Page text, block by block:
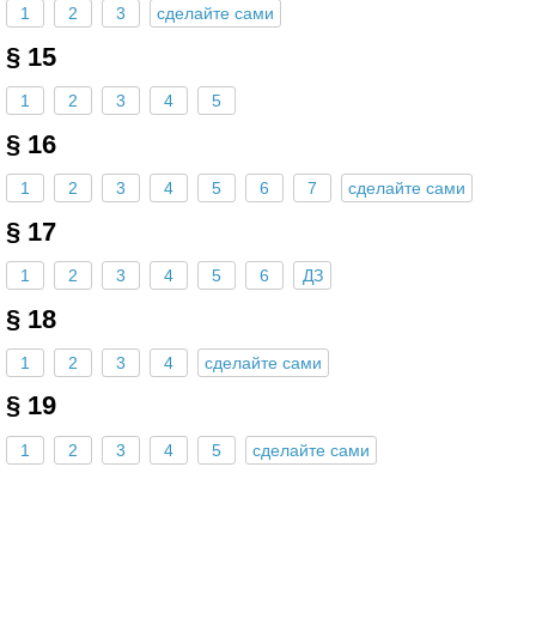
1 2 3 сделайте сами
§ 15
1 2 3 4 5
§ 16
1 2 3 4 5 6 7 сделайте сами
§ 17
1 2 3 4 5 6 ДЗ
§ 18
1 2 3 4 сделайте сами
§ 19
1 2 3 4 5 сделайте сами